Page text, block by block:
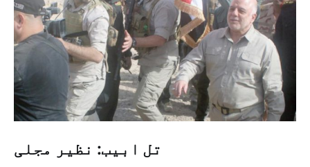
تل ابیب: نظیر مجلی